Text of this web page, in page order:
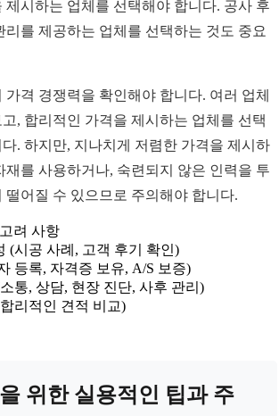
제시하는 업체를 선택해야 합니다. 공사 후
리를 제공하는 업체를 선택하는 것도 중요
가격 경쟁력을 확인해야 합니다. 여러 업체
, 합리적인 가격을 제시하는 업체를 선택
. 하지만, 지나치게 저렴한 가격을 제시하
재를 사용하거나, 숙련되지 않은 인력을 투
떨어질 수 있으므로 주의해야 합니다.
려 사항
(시공 사례, 고객 후기 확인)
등록, 자격증 보유, A/S 보증)
통, 상담, 현장 진단, 사후 관리)
리적인 견적 비교)
위한 실용적인 팁과 주